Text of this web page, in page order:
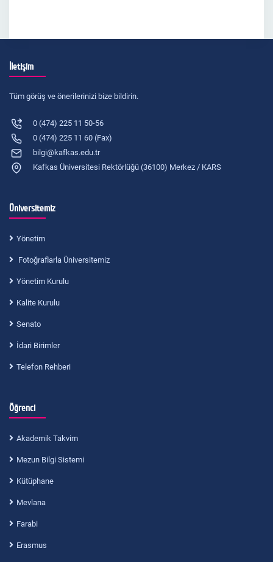
İletişim
Tüm görüş ve önerilerinizi bize bildirin.
0 (474) 225 11 50-56
0 (474) 225 11 60 (Fax)
bilgi@kafkas.edu.tr
Kafkas Üniversitesi Rektörlüğü (36100) Merkez / KARS
Üniversitemiz
Yönetim
Fotoğraflarla Üniversitemiz
Yönetim Kurulu
Kalite Kurulu
Senato
İdari Birimler
Telefon Rehberi
Öğrenci
Akademik Takvim
Mezun Bilgi Sistemi
Kütüphane
Mevlana
Farabi
Erasmus